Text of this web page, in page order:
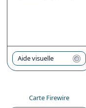
Aide visuelle
Carte Firewire